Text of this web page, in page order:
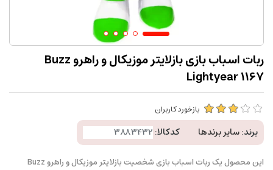
ربات اسباب بازی بازلایتر موزیکال و راهرو Buzz
Lightyear 1167
بازخورد کاربران
برند:سایر برندها کدکالا:
این محصول یک ربات اسباب بازی شخصیت بازلایتر موزیکال و راهرو Buzz